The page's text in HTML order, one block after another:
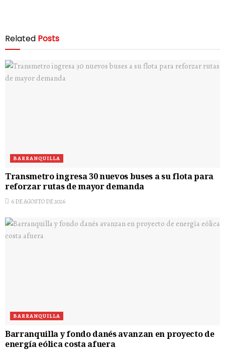
Related Posts
BARRANQUILLA
Transmetro ingresa 30 nuevos buses a su flota para
reforzar rutas de mayor demanda
6 DE AGOSTO DE 2026
BARRANQUILLA
Barranquilla y fondo danés avanzan en proyecto de
energía eólica costa afuera